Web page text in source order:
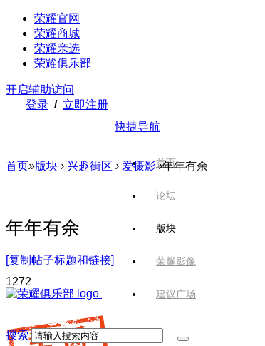
荣耀官网
荣耀商城
荣耀亲选
荣耀俱乐部
开启辅助访问
登录 / 立即注册
快捷导航
首页
论坛
版块
荣耀影像
建议广场
搜索
首页»版块 › 兴趣街区 › 爱摄影 ›年年有余
年年有余
[复制帖子标题和链接]
1272